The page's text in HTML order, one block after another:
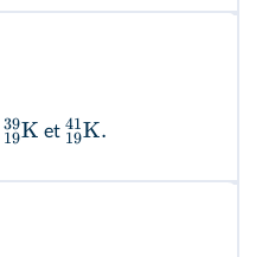
19
39K et 19
41K.